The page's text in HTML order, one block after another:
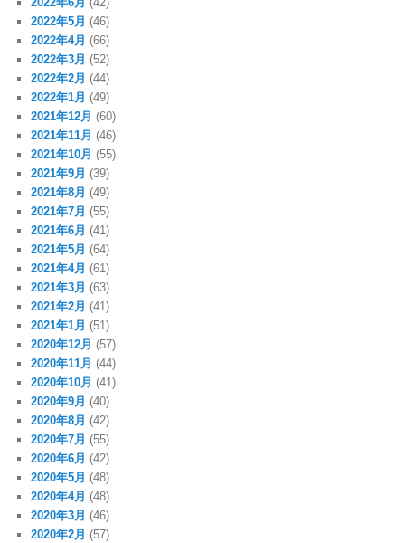
2022年5月 (46)
2022年4月 (66)
2022年3月 (52)
2022年2月 (44)
2022年1月 (49)
2021年12月 (60)
2021年11月 (46)
2021年10月 (55)
2021年9月 (39)
2021年8月 (49)
2021年7月 (55)
2021年6月 (41)
2021年5月 (64)
2021年4月 (61)
2021年3月 (63)
2021年2月 (41)
2021年1月 (51)
2020年12月 (57)
2020年11月 (44)
2020年10月 (41)
2020年9月 (40)
2020年8月 (42)
2020年7月 (55)
2020年6月 (42)
2020年5月 (48)
2020年4月 (48)
2020年3月 (46)
2020年2月 (57)